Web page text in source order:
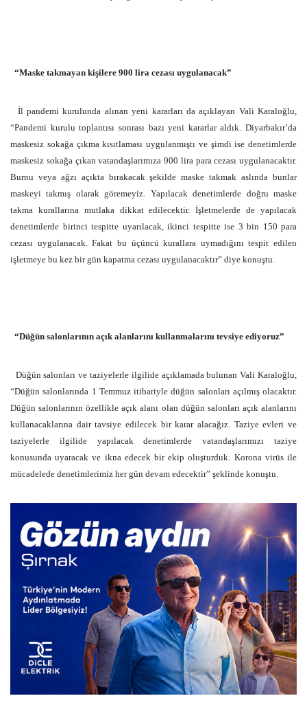
“Maske takmayan kişilere 900 lira cezası uygulanacak”
İl pandemi kurulunda alınan yeni kararları da açıklayan Vali Karaloğlu,
“Pandemi kurulu toplantısı sonrası bazı yeni kararlar aldık. Diyarbakır’da
maskesiz sokağa çıkma kısıtlaması uygulanmıştı ve şimdi ise denetimlerde
maskesiz sokağa çıkan vatandaşlarımıza 900 lira para cezası uygulanacaktır.
Burnu veya ağzı açıkta bırakacak şekilde maske takmak aslında bunlar
maskeyi takmış olarak göremeyiz. Yapılacak denetimlerde doğru maske
takma kurallarına mutlaka dikkat edilecektir. İşletmelerde de yapılacak
denetimlerde birinci tespitte uyarılacak, ikinci tespitte ise 3 bin 150 para
cezası uygulanacak. Fakat bu üçüncü kurallara uymadığını tespit edilen
işletmeye bu kez bir gün kapatma cezası uygulanacaktır” diye konuştu.
“Düğün salonlarının açık alanlarını kullanmalarını tevsiye ediyoruz”
Düğün salonları ve taziyelerle ilgilide açıklamada bulunan Vali Karaloğlu,
“Düğün salonlarında 1 Temmuz itibariyle düğün salonları açılmış olacaktır.
Düğün salonlarının özellikle açık alanı olan düğün salonları açık alanlarını
kullanacaklarına dair tavsiye edilecek bir karar alacağız. Taziye evleri ve
taziyelerle ilgilide yapılacak denetimlerde vatandaşlarımızı taziye
konusunda uyaracak ve ikna edecek bir ekip oluşturduk. Korona virüs ile
mücadelede denetimlerimiz her gün devam edecektir” şeklinde konuştu.